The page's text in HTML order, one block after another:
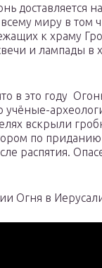
доставляется
миру в том
к храму
и лампады в
в это году
учёные-
вскрыли
по приданию
распятия.
Огня в